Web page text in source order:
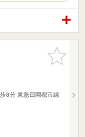
お気に入
りに追加
8分 東急田園都市線